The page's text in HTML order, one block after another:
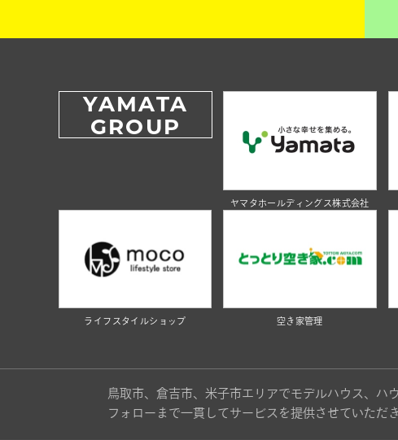
YAMATA
GROUP
ヤマタホールディングス株式会社
ライフスタイルショップ 空き家管理
鳥取市、倉吉市、米子市エリアでモデルハウス、
フォローまで一貫してサービスを提供させていただ